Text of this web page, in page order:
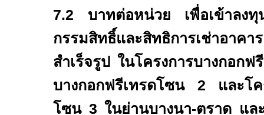
7.2 บาทต่อหน่วย เพื่อเข้าลง
กรรมสิทธิ์และสิทธิการเช่าอาคา
สำเร็จรูป ในโครงการบางกอก
บางกอกฟรีเทรดโซน2 และโ
โซน 3 ในย่านบางนา-ตราด แ